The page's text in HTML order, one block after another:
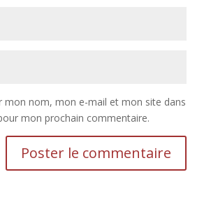
mon nom, mon e-mail et mon site dans
mon prochain commentaire.